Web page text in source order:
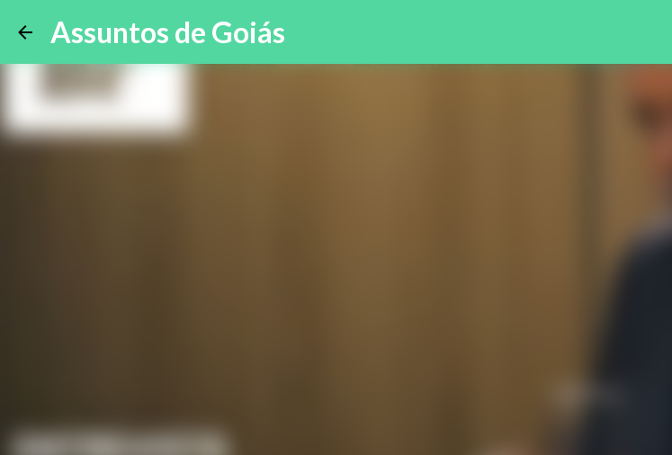
Assuntos de Goiás